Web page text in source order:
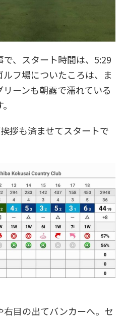
、スタート時間は、5:29
フ場についたころは、ま
ーンも朝露で濡れている
拶も済ませてスタートで
目の出てバンカーへ。セ